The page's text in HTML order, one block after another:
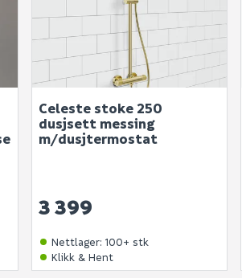
Celeste stoke 250
dusjsett messing
m/dusjtermostat
3 399
Nettlager:100+ stk
Klikk & Hent